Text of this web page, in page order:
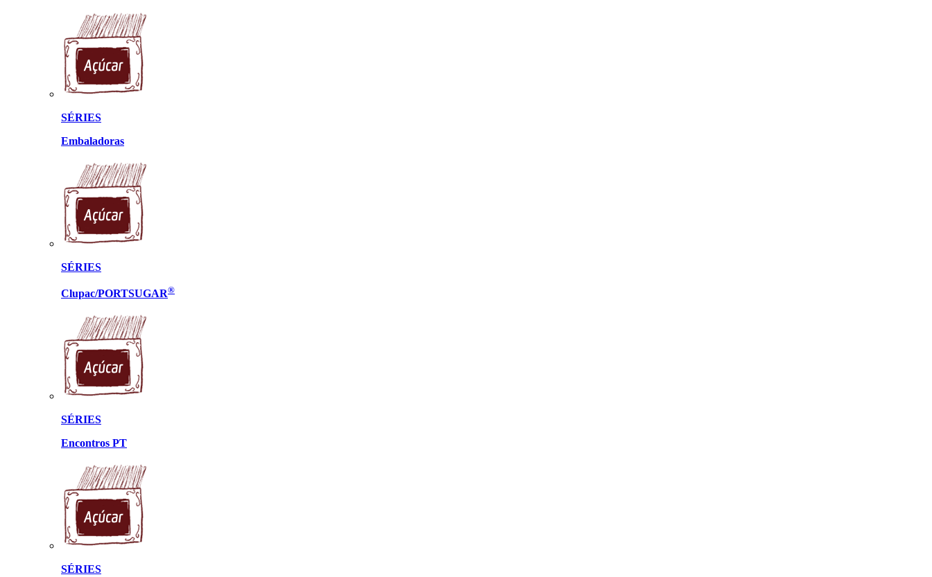
SÉRIES
Embaladoras
SÉRIES
Clupac/PORTSUGAR®
SÉRIES
Encontros PT
SÉRIES